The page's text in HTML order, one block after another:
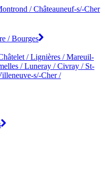
/ Châteauneuf-s/-Cher
/ Bourges
/ Lignières / Mareuil-
/ Luneray / Civray / St-
s/-Cher /